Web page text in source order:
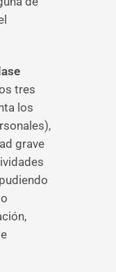
tres
los
grave